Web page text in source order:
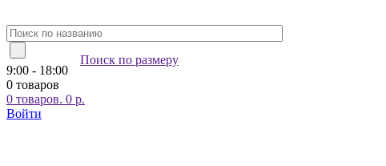
Поиск по размеру
9:00 - 18:00
0 товаров
0 товаров. 0 р.
Войти